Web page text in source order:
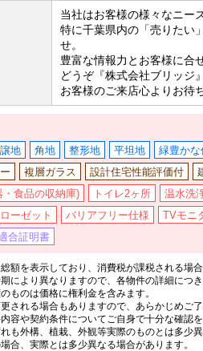
当社はお客様の様々なニー
特に千葉県内の「売りたい
せ。
豊富な情報力とお客様に合
どうぞ『株式会社ブリッジ
お客様のご来店心よりお待
地 角地 整形地 平坦地 緑豊かな
複層ガラス 設計住宅性能評価付
・食品の収納庫)
トイレ2ヶ所 温水洗
ーゼット
バリアフリー仕様 TVモニ
合証明書
額を表示しており、消費税が課税される場
により異なりますので、各物件の詳細につ
ものは価格に権利金を含みます。
される場合もありますので、あらかじめご了
容や契約条件についてご自身で十分な確認
も外構、植栽、外観等実際のものとは多少異
合、実際とは多少異なる場合があります。